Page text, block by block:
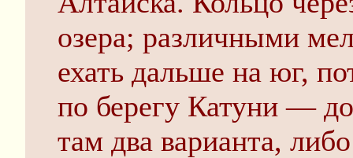
озера; различными
ехать дальше на юг,
по берегу Катуни —
там два варианта,